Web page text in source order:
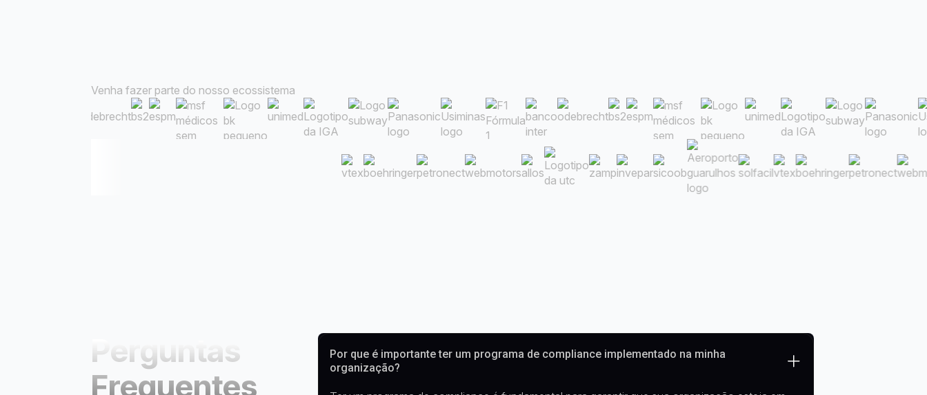
Venha fazer parte do nosso ecossistema
Perguntas
Frequentes
Por que é importante ter um programa de compliance implementado na minha
organização?